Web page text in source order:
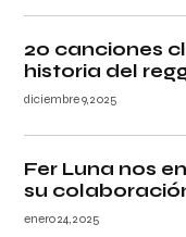
20 canciones
historia del
diciembre 9, 2025
Fer Luna nos
su
enero 24, 2025